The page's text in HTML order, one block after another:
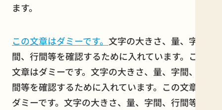
ます。
この文章はダミーです。 文字の大きさ、量、字
間、行間等を確認するために入れています。この
文章はダミーです。文字の大きさ、量、字間、行
間等を確認するために入れています。この文章は
ダミーです。文字の大きさ、量、字間、行間等を